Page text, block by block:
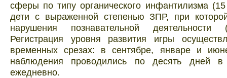
сферы по типу органического инфантилизма
дети с выраженной степенью ЗПР, при
нарушения познавательной деятельности
Регистрация уровня развития игры
временных срезах: в сентябре, январе и
наблюдения проводились по десять дней в
ежедневно.